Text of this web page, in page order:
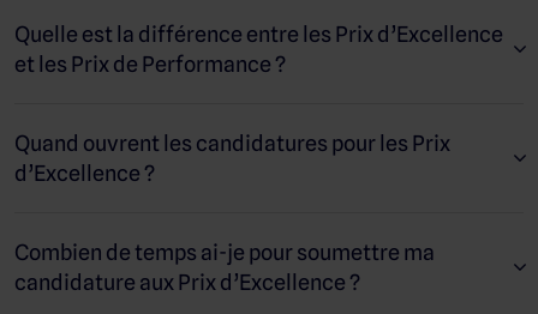
programmes partenaires de SiteMinder
PMS ou Reseller), un partenaire actif sur l’App
Store, ou un Partenaire de Distribution
moment de la soumission et au moment de
l’annonce des gagnants.
(GMT) le jour de la date limite.
Si vous mentionnez un client dans votre
Quelle est la différence entre les Prix d’Excellence
et les Prix de Performance ?
Quand ouvrent les candidatures pour les Prix
d’Excellence ?
Combien de temps ai-je pour soumettre ma
candidature aux Prix d’Excellence ?